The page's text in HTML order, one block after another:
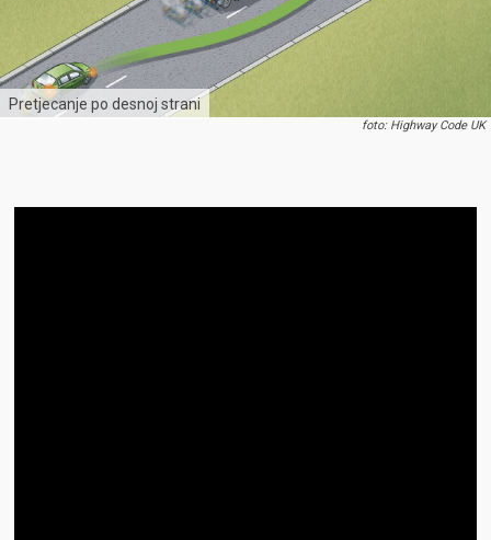
Pretjecanje po desnoj strani
foto: Highway Code UK